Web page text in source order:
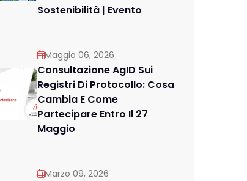
Sostenibilità | Evento
Maggio 06, 2026
Consultazione AgID Sui
Registri Di Protocollo: Cosa
Cambia E Come
Partecipare Entro Il 27
Maggio
Marzo 09, 2026